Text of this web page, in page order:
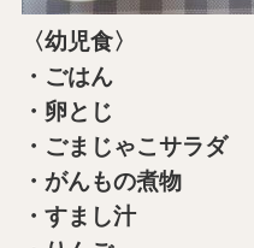
〈幼児食〉
・ごはん
・卵とじ
・ごまじゃこサラダ
・がんもの煮物
・すまし汁